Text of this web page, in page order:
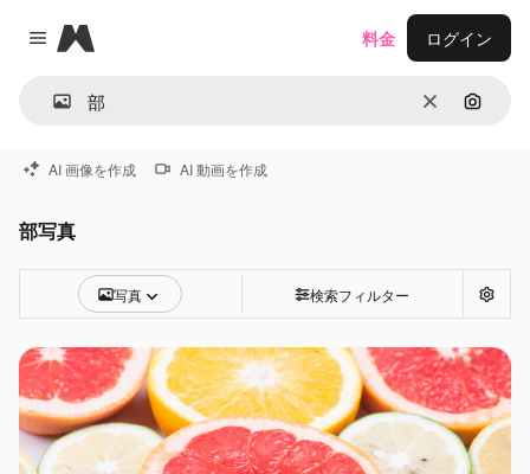
Close menu
Magnific
消去 画像で
料金 ログイン
AI 画像を作成 AI 動画を作成
部写真
写真 検索フィルター